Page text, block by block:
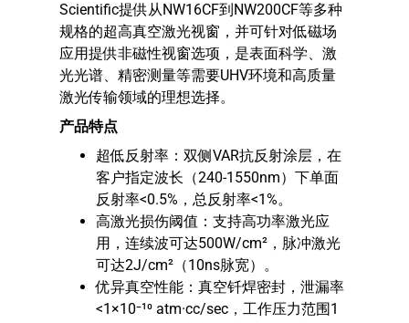
Scientific提供从NW16CF到NW200CF等多种
规格的超高真空激光视窗，并可针对低磁场
应用提供非磁性视窗选项，是表面科学、激
光光谱、精密测量等需要UHV环境和高质量
激光传输领域的理想选择。
产品特点
超低反射率：双侧VAR抗反射涂层，在
客户指定波长（240-1550nm）下单面
反射率<0.5%，总反射率<1%。
高激光损伤阈值：支持高功率激光应
用，连续波可达500W/cm²，脉冲激光
可达2J/cm²（10ns脉宽）。
优异真空性能：真空钎焊密封，泄漏率
<1×10⁻¹⁰ atm·cc/sec，工作压力范围1